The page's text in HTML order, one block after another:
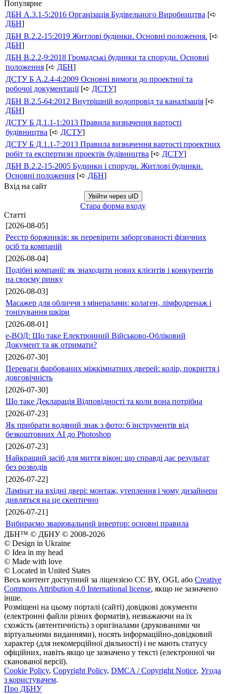
Популярне
ДБН А.3.1-5:2016 Організація Будівельного Виробництва [➪
ДБН]
ДБН В.2.2-15:2019 Житлові будинки. Основні положення. [➪
ДБН]
ДБН В.2.2-9:2018 Громадські будинки та споруди. Основні
положення [➪ ДБН]
ДСТУ Б А.2.4-4:2009 Основні вимоги до проектної та
робочої документації[➪ ДСТУ]
ДБН В.2.5-64:2012 Внутрішній водопровід та каналізація [➪
ДБН]
ДСТУ Б Д.1.1-1:2013 Правила визначення вартості
будівництва [➪ ДСТУ]
ДСТУ Б Д.1.1-7:2013 Правила визначення вартості проектних
робіт та експертизи проектів будівництва [➪ ДСТУ]
ДБН В.2.2-15-2005 Будинки і споруди. Житлові будинки.
Основні положення [➪ ДБН]
Вхід на сайт
Увійти через uID
Стара форма входу
Статті
[2026-08-05]
Реєстр боржників: як перевірити заборгованості фізичних
осіб та компаній
[2026-08-04]
Подібні компанії: як знаходити нових клієнтів і конкурентів
на своєму ринку
[2026-08-03]
Масажер для обличчя з мінералами: колаген, лімфодренаж і
тонізування шкіри
[2026-08-01]
е-ВОД: Що таке Електронний Військово-Обліковий
Документ та як отримати?
[2026-07-30]
Переваги фарбованих міжкімнатних дверей: колір, покриття і
довговічність
[2026-07-30]
Що таке Декларація Відповідності та коли вона потрібна
[2026-07-23]
Як прибрати водяний знак з фото: 6 інструментів від
безкоштовних AI до Photoshop
[2026-07-23]
Найкращий засіб для миття вікон: що справді дає результат
без розводів
[2026-07-22]
Ламінат на вхідні двері: монтаж, утеплення і чому дизайнери
дивляться на це скептично
[2026-07-21]
Вибираємо зварювальний інвертор: основні правила
ДБН™ © ДБНУ © 2008-2026
© Design in Ukraine
© Idea in my head
© Made with love
© Located in United States
Весь контент доступний за ліцензією CC BY, OGL або Creative
Commons Attribution 4.0 International license, якщо не зазначено
інше.
Розміщені на цьому порталі (сайті) довідкові документи
(електронні файли різних форматів), незважаючи на їх
схожість (автентичність) з оригіналами (друкованими чи
віртуальними виданнями), носять інформаційно-довідковий
характер (для некомерційної діяльності) і не мають статусу
офіційних, навіть якщо це зазначено у тексті (електронної чи
сканованої версії).
Cookie Policy, Copyright Policy, DMCA / Copyright Notice, Угода
з користувачем.
Про ДБНУ